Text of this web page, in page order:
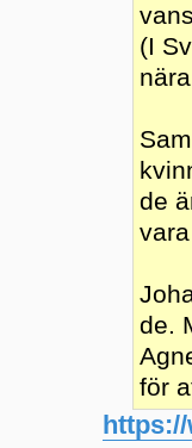
(I
de
de.
för